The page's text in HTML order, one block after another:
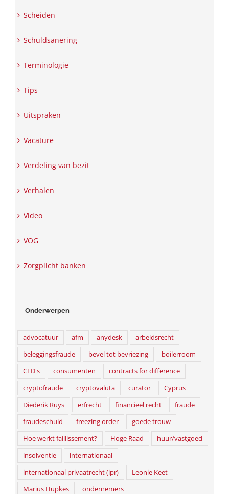
Scheiden
Schuldsanering
Terminologie
Tips
Uitspraken
Vacature
Verdeling van bezit
Verhalen
Video
VOG
Zorgplicht banken
Onderwerpen
advocatuur afm anydesk
arbeidsrecht
beleggingsfraude
bevel tot bevriezing
boilerroom
CFD's
consumenten
contracts for difference
cryptofraude
cryptovaluta curator
Cyprus
Diederik Ruys
erfrecht financieel recht
fraude
fraudeschuld
freezing order
goede trouw
Hoe werkt faillissement?
Hoge Raad
huur/vastgoed
insolventie
internationaal
internationaal privaatrecht (ipr)
Leonie Keet
Marius Hupkes
ondernemers